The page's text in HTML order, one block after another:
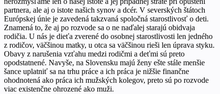
partnera, ale aj o istote našich synov a dcér. V severských štátoch
Európskej únie je zavedená takzvaná spoločná starostlivosť o deti.
Znamená to, že aj po rozvode sa o ne naďalej starajú obidvaja
rodičia. U nás je dieťa zverené do osobnej starostlivosti len jedného
z rodičov, väčšinou matky, u otca sa väčšinou rieši len úprava styku.
Obavy z narušenia vzťahu medzi rodičmi a deťmi sú preto
opodstatnené. Navyše, na Slovensku majú ženy ešte stále menšie
šance uplatniť sa na trhu práce a ich práca je nižšie finančne
ohodnotená ako práca ich mužských kolegov, preto sú po rozvode
viac existenčne ohrozené ako muži.